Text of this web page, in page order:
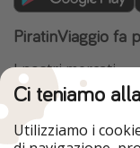
PiratinViaggio fa
I nostri mercati
HolidayPirates
WakacyjniPiraci
Ferienpiraten
Ci teniamo
Utilizziamo i